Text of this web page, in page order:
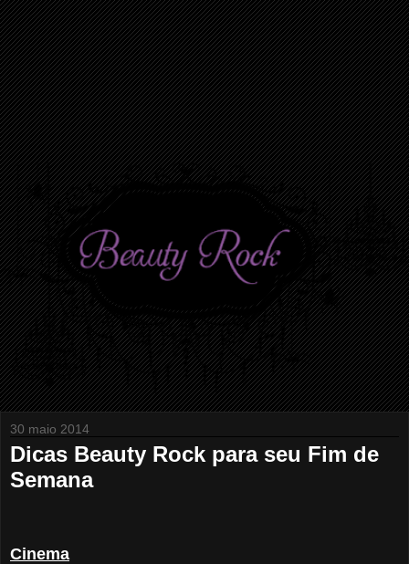
30 maio 2014
Dicas Beauty Rock para seu Fim de
Semana
Cinema